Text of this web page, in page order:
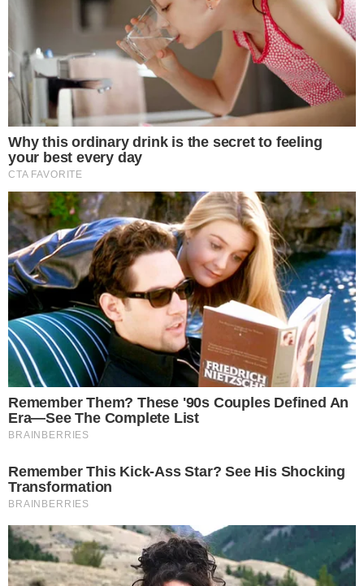
อาจทำให้เกิดการช็อตหรือร ะเ บิ ดขึ้นจากการใช้งานได้ รวมทั้งการ
ใช้ปลั๊กต่อพ่ วง ที่ได้มา ตรฐานด้วย